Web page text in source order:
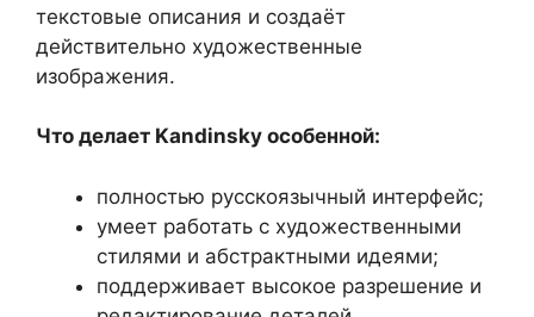
текстовые описания и создаёт
действительно художественные
изображения.
Что делает Kandinsky особенной:
полностью русскоязычный интерфейс;
умеет работать с художественными
стилями и абстрактными идеями;
поддерживает высокое разрешение и